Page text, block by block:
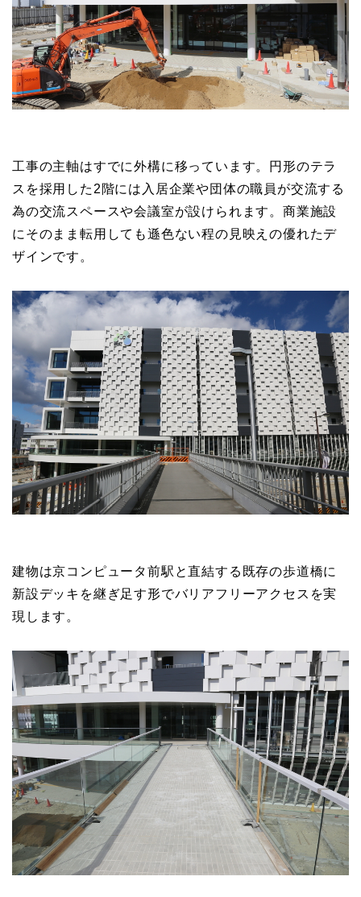
工事の主軸はすでに外構に移っています。円形のテラ
スを採用した2階には入居企業や団体の職員が交流する
為の交流スペースや会議室が設けられます。商業施設
にそのまま転用しても遜色ない程の見映えの優れたデ
ザインです。
建物は京コンピュータ前駅と直結する既存の歩道橋に
新設デッキを継ぎ足す形でバリアフリーアクセスを実
現します。